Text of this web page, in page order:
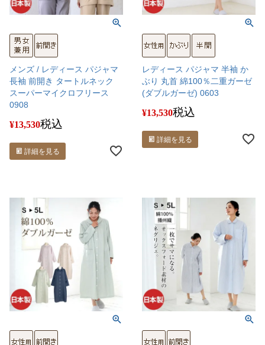
メンズ / レディース パジャマ
長袖 前開き タートルネック
スーパーマイクロフリース
0908
¥13,530税込
詳細を見る
レディース パジャマ 半袖 か
ぶり 丸首 綿100％二重ガーゼ
(ダブルガーゼ) 0603
¥13,530税込
詳細を見る